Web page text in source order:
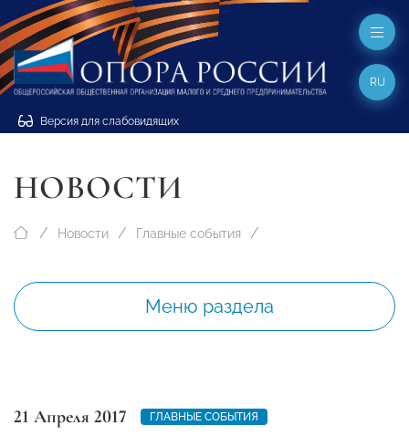
Версия для слабовидящих
RU
НОВОСТИ
Новости Главные события
Меню раздела
21 Апреля 2017 ГЛАВНЫЕ СОБЫТИЯ